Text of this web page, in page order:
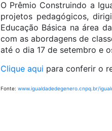
O Prêmio Construindo a
projetos pedagógicos,
Educação Básica na área
com as abordagens de
até o dia 17 de setembro e
Clique aqui para conferir o
Fonte: www.igualdadedegenero.cnpq.br/